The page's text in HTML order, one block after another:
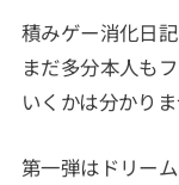
積みゲー消化日記
まだ多分本人も
いくかは分かりま
第一弾はドリー